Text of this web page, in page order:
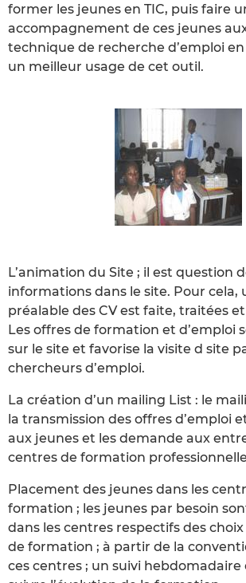
former les jeunes en TIC, puis faire
accompagnement de ces jeunes
technique de recherche d’emploi en
un meilleur usage de cet outil.
L’animation du Site ; il est question
informations dans le site. Pour cela,
préalable des CV est faite, traitées
Les offres de formation et d’emploi
sur le site et favorise la visite d site
chercheurs d’emploi.
La création d’un mailing List : le
la transmission des offres d’emploi
aux jeunes et les demande aux
centres de formation
Placement des jeunes dans les
formation ; les jeunes par besoin
dans les centres respectifs des choix
de formation ; à partir de la
ces centres ; un suivi